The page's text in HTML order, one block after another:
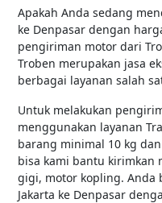
Apakah Anda sedang
ke Denpasar dengan
pengiriman motor dari
Troben merupakan jasa
berbagai layanan salah
Untuk melakukan
menggunakan layanan
barang minimal 10 kg
bisa kami bantu kirimkan
gigi, motor kopling. Anda
Jakarta ke Denpasar